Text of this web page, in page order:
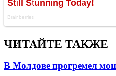
ЧИТАЙТЕ ТАКЖЕ
В Молдове прогремел